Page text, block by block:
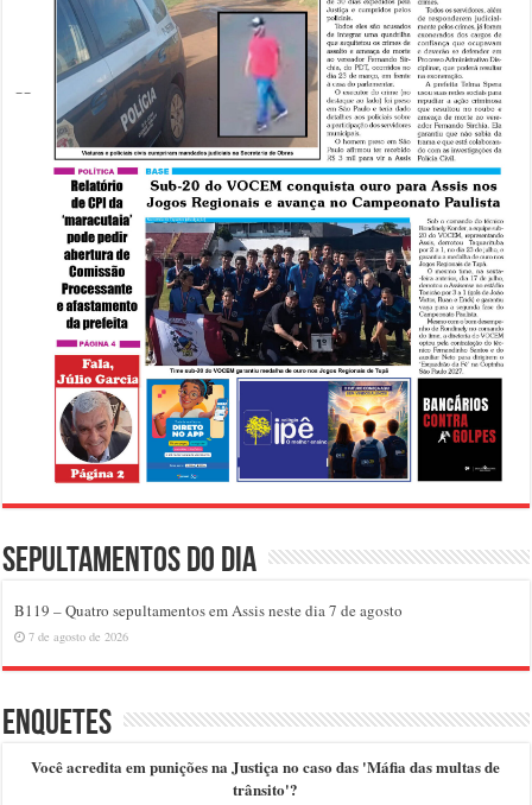
Sepultamentos do dia
B119 – Quatro sepultamentos em Assis neste dia 7 de agosto
7 de agosto de 2026
Enquetes
Você acredita em punições na Justiça no caso das 'Máfia das multas de
trânsito'?